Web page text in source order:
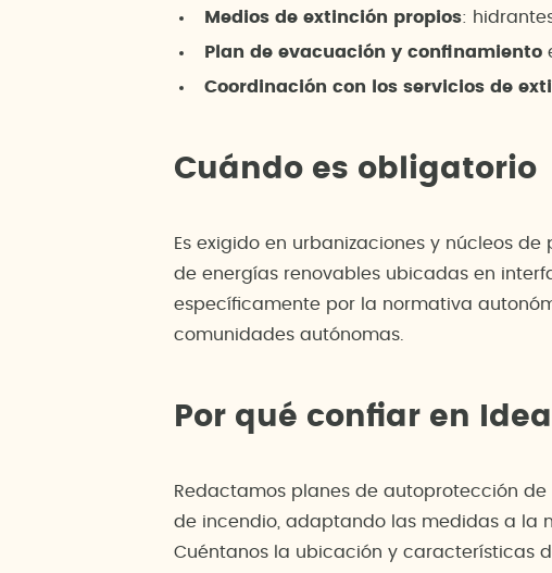
Medios de extinción propios:
Plan de evacuación y confinamiento
Coordinación con los servicios de
Cuándo es obligatorio
Es exigido en urbanizaciones y núcleos
de energías renovables ubicadas en
específicamente por la normativa
comunidades autónomas.
Por qué confiar en
Redactamos planes de autoprotección
de incendio, adaptando las medidas a la
Cuéntanos la ubicación y características